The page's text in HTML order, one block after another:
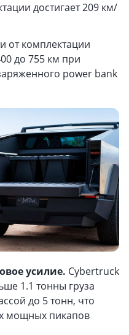
достигает 209 км/
от комплектации
до 755 км при
power bank
усилие. Cybertruck
1.1 тонны груза
до 5 тонн, что
мощных пикапов